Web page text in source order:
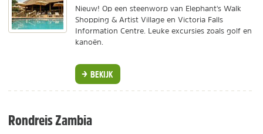
Nieuw! Op een steenworp van Elephant's Walk
Shopping & Artist Village en Victoria Falls
Information Centre. Leuke excursies zoals golf en
kanoën.
BEKIJK
Rondreis Zambia